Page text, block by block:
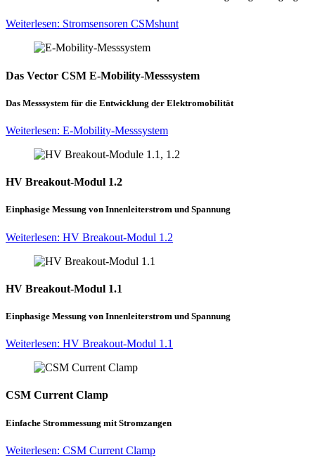
Weiterlesen: Stromsensoren CSMshunt
Das Vector CSM E-Mobility-Messsystem
Das Messsystem für die Entwicklung der Elektromobilität
Weiterlesen: E-Mobility-Messsystem
HV Breakout-Modul 1.2
Einphasige Messung von Innenleiterstrom und Spannung
Weiterlesen: HV Breakout-Modul 1.2
HV Breakout-Modul 1.1
Einphasige Messung von Innenleiterstrom und Spannung
Weiterlesen: HV Breakout-Modul 1.1
CSM Current Clamp
Einfache Strommessung mit Stromzangen
Weiterlesen: CSM Current Clamp